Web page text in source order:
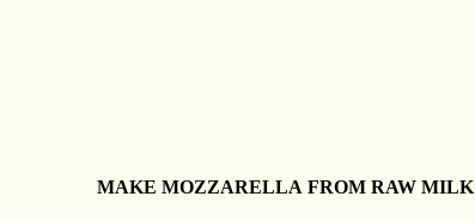
MAKE MOZZARELLA FROM RAW MILK